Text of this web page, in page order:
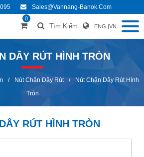
Sales@vannang-Banok.com
0
Tìm Kiếm ENG |VN
DÂY RÚT HÌNH TRÒN
/ Nút Chặn Dây Rút /
Nút Chặn Dây Rút Hình
Tròn
RÚT HÌNH TRÒN